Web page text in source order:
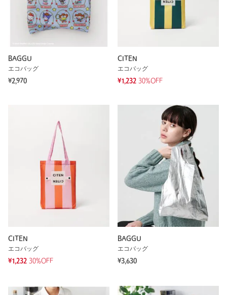
BAGGU
エコバッグ
¥2,970
CITEN
エコバッグ
¥1,232 30%OFF
CITEN
エコバッグ
¥1,232 30%OFF
BAGGU
エコバッグ
¥3,630